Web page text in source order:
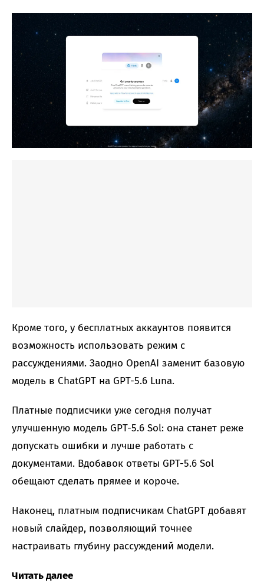
Кроме того, у бесплатных аккаунтов появится
возможность использовать режим с
рассуждениями. Заодно OpenAI заменит базовую
модель в ChatGPT на GPT-5.6 Luna.
Платные подписчики уже сегодня получат
улучшенную модель GPT-5.6 Sol: она станет реже
допускать ошибки и лучше работать с
документами. Вдобавок ответы GPT-5.6 Sol
обещают сделать прямее и короче.
Наконец, платным подписчикам ChatGPT добавят
новый слайдер, позволяющий точнее
настраивать глубину рассуждений модели.
Читать далее